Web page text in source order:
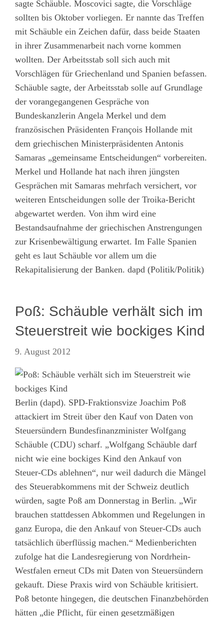
sagte Schäuble. Moscovici sagte, die Vorschläge
sollten bis Oktober vorliegen. Er nannte das Treffen
mit Schäuble ein Zeichen dafür, dass beide Staaten
in ihrer Zusammenarbeit nach vorne kommen
wollten. Der Arbeitsstab soll sich auch mit
Vorschlägen für Griechenland und Spanien befassen.
Schäuble sagte, der Arbeitsstab solle auf Grundlage
der vorangegangenen Gespräche von
Bundeskanzlerin Angela Merkel und dem
französischen Präsidenten François Hollande mit
dem griechischen Ministerpräsidenten Antonis
Samaras „gemeinsame Entscheidungen“ vorbereiten.
Merkel und Hollande hat nach ihren jüngsten
Gesprächen mit Samaras mehrfach versichert, vor
weiteren Entscheidungen solle der Troika-Bericht
abgewartet werden. Von ihm wird eine
Bestandsaufnahme der griechischen Anstrengungen
zur Krisenbewältigung erwartet. Im Falle Spanien
geht es laut Schäuble vor allem um die
Rekapitalisierung der Banken. dapd (Politik/Politik)
Poß: Schäuble verhält sich im
Steuerstreit wie bockiges Kind
9. August 2012
Berlin (dapd). SPD-Fraktionsvize Joachim Poß
attackiert im Streit über den Kauf von Daten von
Steuersündern Bundesfinanzminister Wolfgang
Schäuble (CDU) scharf. „Wolfgang Schäuble darf
nicht wie eine bockiges Kind den Ankauf von
Steuer-CDs ablehnen“, nur weil dadurch die Mängel
des Steuerabkommens mit der Schweiz deutlich
würden, sagte Poß am Donnerstag in Berlin. „Wir
brauchen stattdessen Abkommen und Regelungen in
ganz Europa, die den Ankauf von Steuer-CDs auch
tatsächlich überflüssig machen.“ Medienberichten
zufolge hat die Landesregierung von Nordrhein-
Westfalen erneut CDs mit Daten von Steuersündern
gekauft. Diese Praxis wird von Schäuble kritisiert.
Poß betonte hingegen, die deutschen Finanzbehörden
hätten „die Pflicht, für einen gesetzmäßigen